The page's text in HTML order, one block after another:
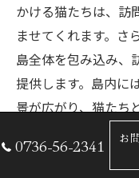
かける猫たちは、訪
ませてくれます。さ
島全体を包み込み、
提供します。島内に
景が広がり、猫たち
リフレッシュする
を感じながら、和歌
0736-56-2341
お